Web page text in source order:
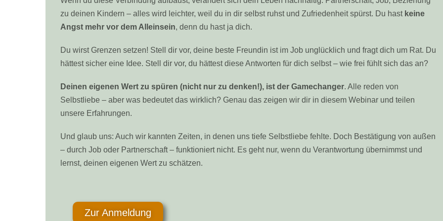
zu deinen Kindern – alles wird leichter, weil du in dir selbst ruhst und Zufriedenheit spürst. Du hast keine
Angst mehr vor dem Alleinsein, denn du hast ja dich.
Du wirst Grenzen setzen! Stell dir vor, deine beste Freundin ist im Job unglücklich und fragt dich um Rat. Du
hättest sicher eine Idee. Stell dir vor, du hättest diese Antworten für dich selbst – wie frei fühlt sich das an?
Deinen eigenen Wert zu spüren (nicht nur zu denken!), ist der Gamechanger. Alle reden von
Selbstliebe – aber was bedeutet das wirklich? Genau das zeigen wir dir in diesem Webinar und teilen
unsere Erfahrungen.
Und glaub uns: Auch wir kannten Zeiten, in denen uns tiefe Selbstliebe fehlte. Doch Bestätigung von außen
– durch Job oder Partnerschaft – funktioniert nicht. Es geht nur, wenn du Verantwortung übernimmst und
lernst, deinen eigenen Wert zu schätzen.
Zur Anmeldung